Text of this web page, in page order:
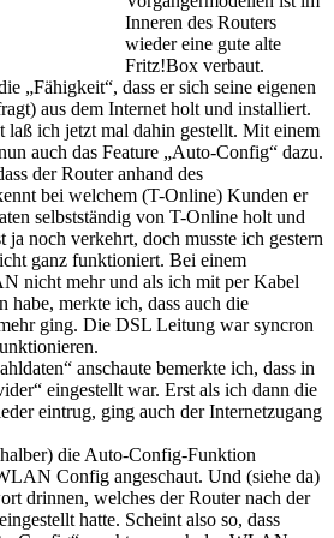
Inneren des Routers
wieder eine gute alte
Fritz!Box verbaut.
„Fähigkeit“, dass er sich seine eigenen
aus dem Internet holt und installiert.
laß ich jetzt mal dahin gestellt. Mit einem
auch das Feature „Auto-Config“ dazu.
der Router anhand des
bei welchem (T-Online) Kunden er
selbstständig von T-Online holt und
noch verkehrt, doch musste ich gestern
ganz funktioniert. Bei einem
nicht mehr und als ich mit per Kabel
habe, merkte ich, dass auch die
ging. Die DSL Leitung war syncron
anschaute bemerkte ich, dass in
eingestellt war. Erst als ich dann die
eintrug, ging auch der Internetzugang
die Auto-Config-Funktion
Config angeschaut. Und (siehe da)
drinnen, welches der Router nach der
hatte. Scheint also so, dass